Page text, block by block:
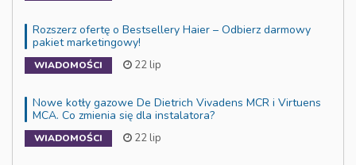
Rozszerz ofertę o Bestsellery Haier – Odbierz darmowy
pakiet marketingowy!
WIADOMOŚCI 22 lip
Nowe kotły gazowe De Dietrich Vivadens MCR i Virtuens
MCA. Co zmienia się dla instalatora?
WIADOMOŚCI 22 lip